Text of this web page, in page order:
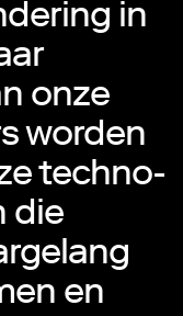
in
onze
worden
techno-
die
en